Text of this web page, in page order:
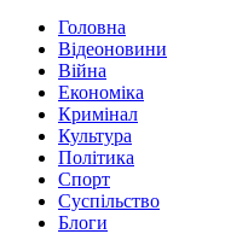
Головна
Відеоновини
Війна
Економіка
Кримінал
Культура
Політика
Спорт
Суспільство
Блоги